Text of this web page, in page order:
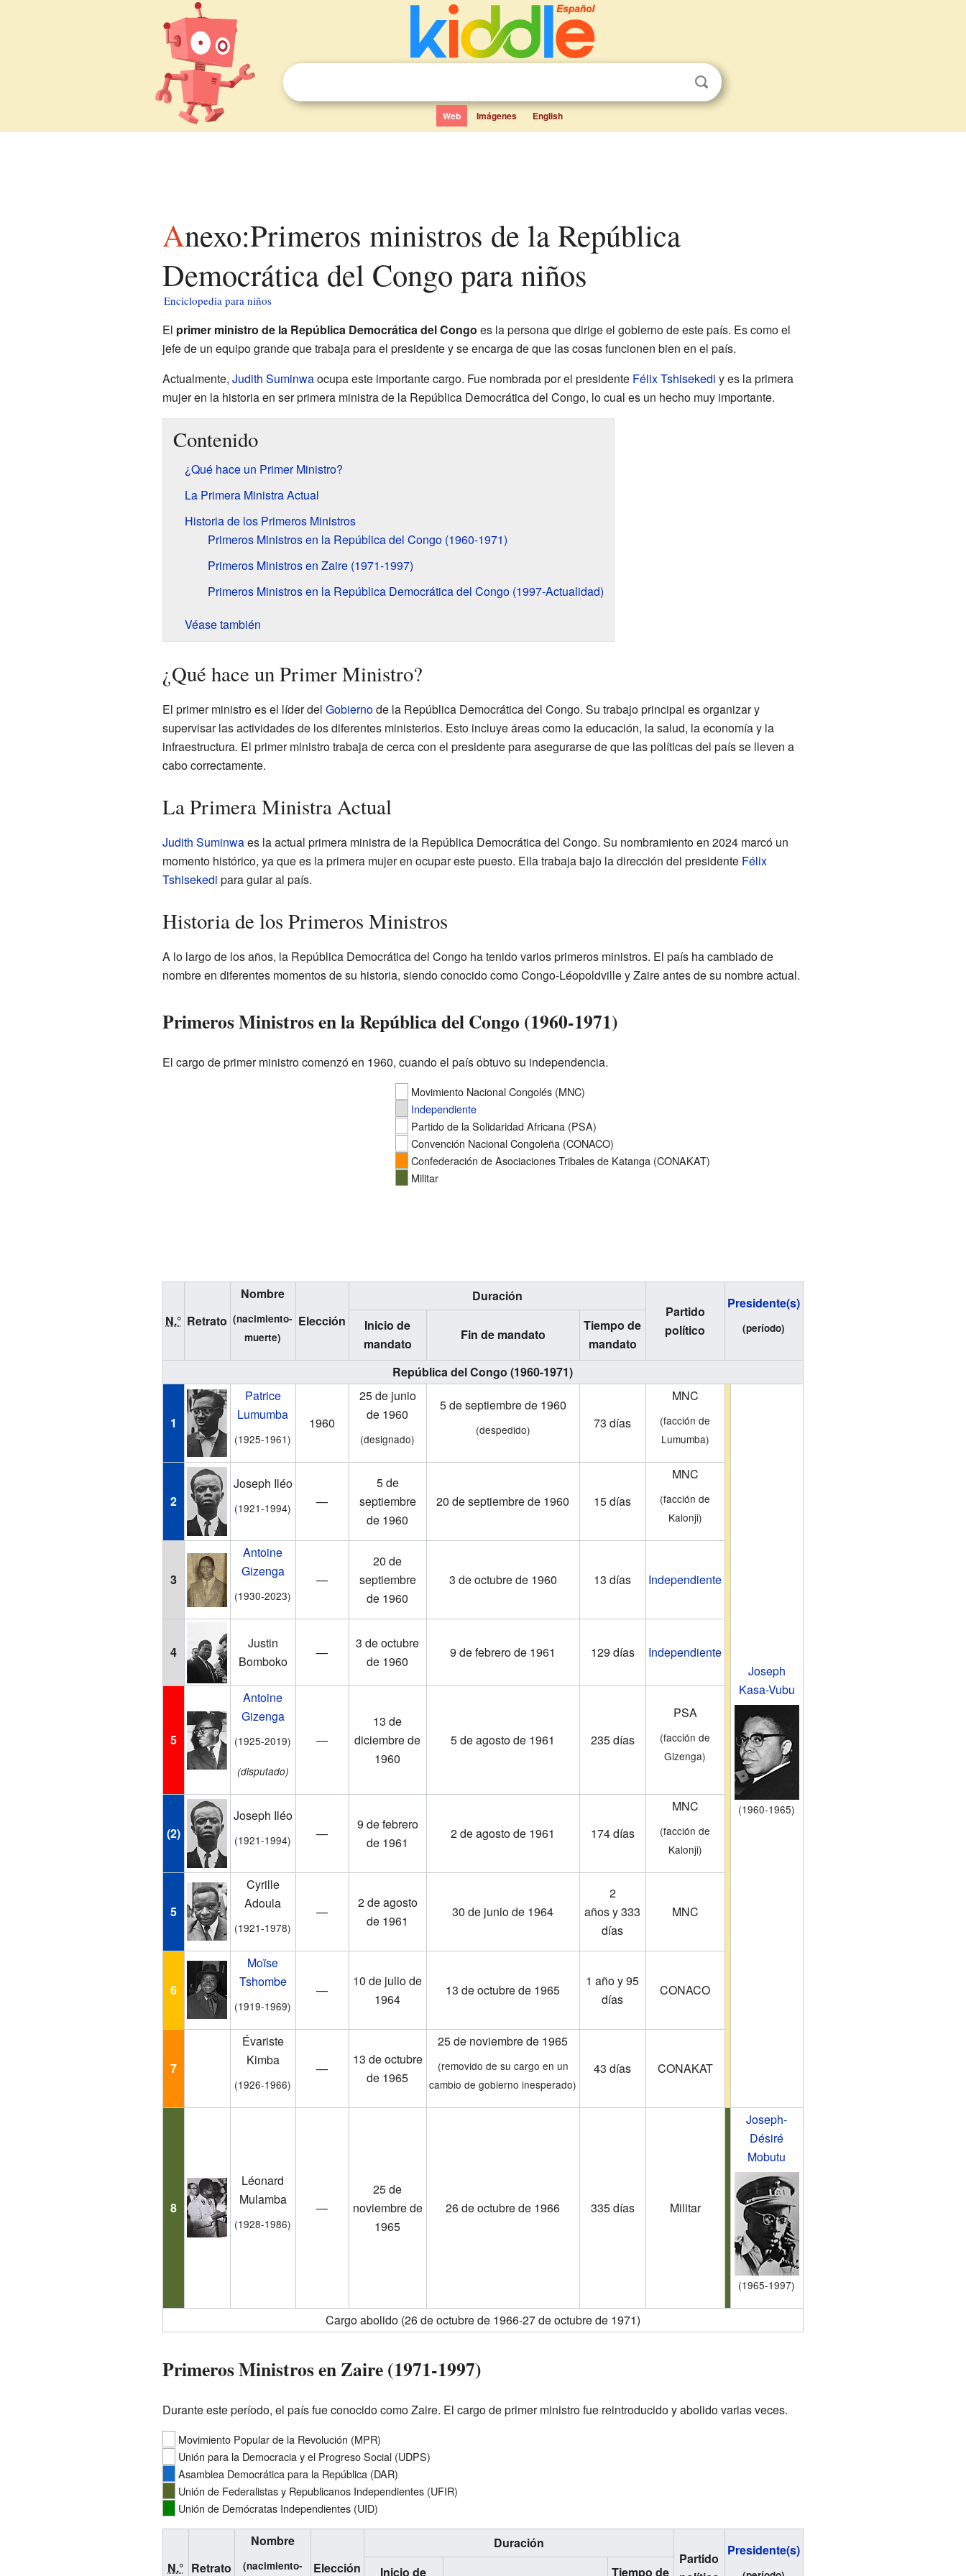
Web Imágenes English
Anexo:Primeros ministros de la República
Democrática del Congo para niños
Enciclopedia para niños
El primer ministro de la República Democrática del Congo es la persona que dirige el gobierno de este país. Es como el
jefe de un equipo grande que trabaja para el presidente y se encarga de que las cosas funcionen bien en el país.
Actualmente, Judith Suminwaocupa este importante cargo. Fue nombrada por el presidente Félix Tshisekedi y es la primera
mujer en la historia en ser primera ministra de la República Democrática del Congo, lo cual es un hecho muy importante.
Contenido
¿Qué hace un Primer Ministro?
La Primera Ministra Actual
Historia de los Primeros Ministros
Primeros Ministros en la República del Congo (1960-1971)
Primeros Ministros en Zaire (1971-1997)
Primeros Ministros en la República Democrática del Congo (1997-Actualidad)
Véase también
¿Qué hace un Primer Ministro?
El primer ministro es el líder del Gobiernode la República Democrática del Congo. Su trabajo principal es organizar y
supervisar las actividades de los diferentes ministerios. Esto incluye áreas como la educación, la salud, la economía y la
infraestructura. El primer ministro trabaja de cerca con el presidente para asegurarse de que las políticas del país se lleven a
cabo correctamente.
La Primera Ministra Actual
Judith Suminwaes la actual primera ministra de la República Democrática del Congo. Su nombramiento en 2024 marcó un
momento histórico, ya que es la primera mujer en ocupar este puesto. Ella trabaja bajo la dirección del presidente Félix
Tshisekedi para guiar al país.
Historia de los Primeros Ministros
A lo largo de los años, la República Democrática del Congo ha tenido varios primeros ministros. El país ha cambiado de
nombre en diferentes momentos de su historia, siendo conocido como Congo-Léopoldville y Zaire antes de su nombre actual.
Primeros Ministros en la República del Congo (1960-1971)
El cargo de primer ministro comenzó en 1960, cuando el país obtuvo su independencia.
Movimiento Nacional Congolés (MNC)
Independiente
Partido de la Solidaridad Africana (PSA)
Convención Nacional Congoleña (CONACO)
Confederación de Asociaciones Tribales de Katanga (CONAKAT)
Militar
N.° Retrato
Nombre
(nacimiento-
muerte)
Elección
Duración
Partido
político
Presidente(s)
(período)
Inicio de
mandato
Fin de mandato
Tiempo de
mandato
República del Congo (1960-1971)
1
Patrice
Lumumba
(1925-1961)
1960
25 de junio
de 1960
(designado)
5 de septiembre de 1960
(despedido) 73 días
MNC
(facción de
Lumumba)
Joseph
Kasa-Vubu
(1960-1965)
2
Joseph Iléo
(1921-1994) —
5 de
septiembre
de 1960
20 de septiembre de 1960 15 días
MNC
(facción de
Kalonji)
3
Antoine
Gizenga
(1930-2023)
—
20 de
septiembre
de 1960
3 de octubre de 1960 13 días Independiente
4
Justin
Bomboko
—
3 de octubre
de 1960
9 de febrero de 1961 129 días Independiente
5
Antoine
Gizenga
(1925-2019)
(disputado)
—
13 de
diciembre de
1960
5 de agosto de 1961 235 días
PSA
(facción de
Gizenga)
(2)
Joseph Iléo
(1921-1994) —
9 de febrero
de 1961
2 de agosto de 1961 174 días
MNC
(facción de
Kalonji)
5
Cyrille
Adoula
(1921-1978)
—
2 de agosto
de 1961
30 de junio de 1964
2
años y 333
días
MNC
6
Moïse
Tshombe
(1919-1969)
—
10 de julio de
1964
13 de octubre de 1965
1 año y 95
días
CONACO
7
Évariste
Kimba
(1926-1966)
—
13 de octubre
de 1965
25 de noviembre de 1965
(removido de su cargo en un
cambio de gobierno inesperado)
43 días CONAKAT
8
Léonard
Mulamba
(1928-1986)
—
25 de
noviembre de
1965
26 de octubre de 1966 335 días Militar
Joseph-
Désiré
Mobutu
(1965-1997)
Cargo abolido (26 de octubre de 1966-27 de octubre de 1971)
Primeros Ministros en Zaire (1971-1997)
Durante este período, el país fue conocido como Zaire. El cargo de primer ministro fue reintroducido y abolido varias veces.
Movimiento Popular de la Revolución (MPR)
Unión para la Democracia y el Progreso Social (UDPS)
Asamblea Democrática para la República (DAR)
Unión de Federalistas y Republicanos Independientes (UFIR)
Unión de Demócratas Independientes (UID)
N.° Retrato
Nombre
(nacimiento- Elección
Duración
Partido
Presidente(s)
Inicio de Tiempo de